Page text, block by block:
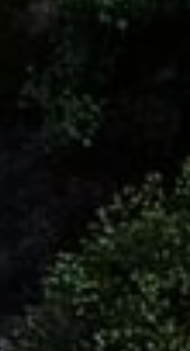
Sustentabilidade
World Travel Awards
Notícias
Carreiras
NEWSLETTER
SUBSCREVER